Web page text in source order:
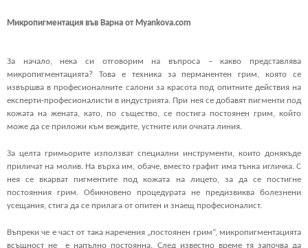
Микропигментация във Варна от Myankova.com
За начало, нека си отговорим на въпроса – какво представлява
микропигментацията? Това е техника за перманентен грим, която се
извършва в професионалните салони за красота под опитните действия на
експерти-професионалисти в индустрията. При нея се добавят пигменти под
кожата на жената, като, по същество, се постига постоянен грим, който
може да се приложи към веждите, устните или очната линия.
За целта гримьорите използват специални инструменти, които донякъде
приличат на молив. На върха им, обаче, вместо графит има тънка игличка. С
нея се вкарват пигментите под кожата на лицето, за да се постигне
постоянния грим. Обикновено процедурата не предизвиква болезнени
усещания, стига да се прилага от опитен и знаещ професионалист.
Въпреки че е част от така наречения „постоянен грим“, микропигментацията
всъщност не  е напълно постоянна. След известно време тя започва да